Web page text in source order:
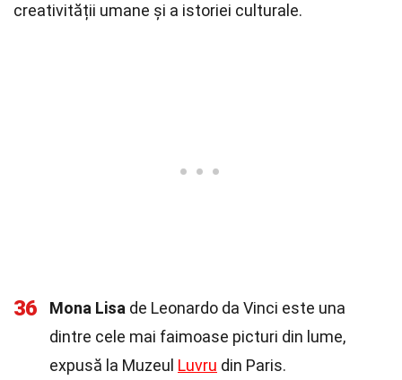
creativității umane și a istoriei culturale.
36 Mona Lisa de Leonardo da Vinci este una
dintre cele mai faimoase picturi din lume,
expusă la Muzeul Luvru din Paris.